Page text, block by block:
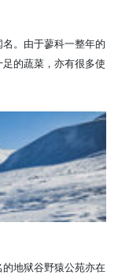
。由于蓼科一整年的
的蔬菜，亦有很多使
地狱谷野猿公苑亦在